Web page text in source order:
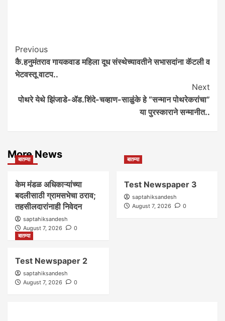
Post
Navigation
Previous
कै.हनुमंतराव गायकवाड महिला दूध संस्थेच्यावतीने सभासदांना कॅटली व
भेटवस्तू वाटप..
Next
पोथरे येथे झिंजाडे-ॲड.शिंदे-चव्हाण-साळुंके हे “सन्मान पोथरेकरांचा”
या पुरस्काराने सन्मानीत..
More News
बातम्या
केम मंडळ अधिकाऱ्यांच्या
बदलीसाठी ग्रामसभेचा ठराव;
तहसीलदारांनाही निवेदन
saptahiksandesh
August 7, 2026
0
बातम्या
Test Newspaper 3
saptahiksandesh
August 7, 2026
0
बातम्या
Test Newspaper 2
saptahiksandesh
August 7, 2026
0